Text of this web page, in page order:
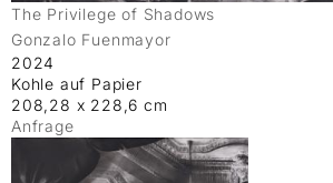
The Privilege of Shadows
Gonzalo Fuenmayor
2024
Kohle auf Papier
208,28 x 228,6 cm
Anfrage